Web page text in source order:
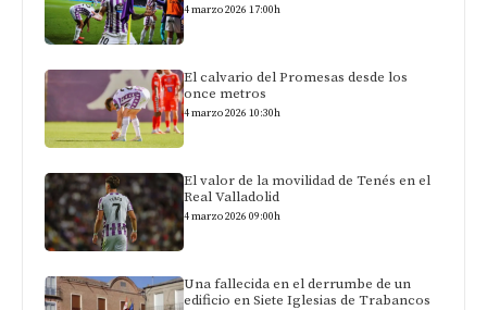
4 marzo 2026 17:00h
El calvario del Promesas desde los
once metros
4 marzo 2026 10:30h
El valor de la movilidad de Tenés en el
Real Valladolid
4 marzo 2026 09:00h
Una fallecida en el derrumbe de un
edificio en Siete Iglesias de Trabancos